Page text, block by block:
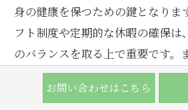
身の健康を保つための鍵となりま
フト制度や定期的な休暇の確保は
のバランスを取る上で重要です。
ミュニケーションが良好であるこ
滑に進めるだけでなく、チームと
お問い合わせはこちら